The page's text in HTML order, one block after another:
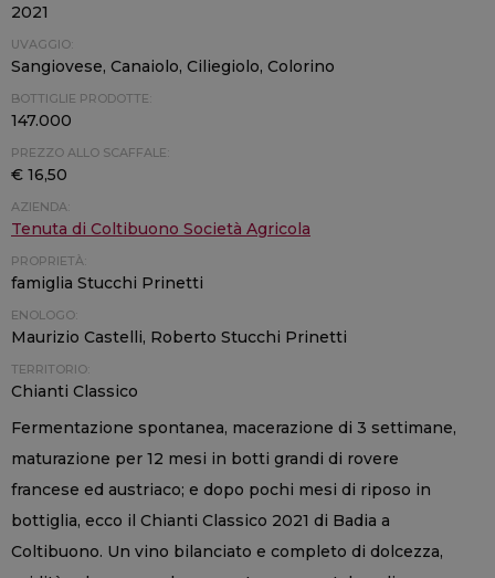
2021
UVAGGIO:
Sangiovese, Canaiolo, Ciliegiolo, Colorino
BOTTIGLIE PRODOTTE:
147.000
PREZZO ALLO SCAFFALE:
€ 16,50
AZIENDA:
Tenuta di Coltibuono Società Agricola
PROPRIETÀ:
famiglia Stucchi Prinetti
ENOLOGO:
Maurizio Castelli, Roberto Stucchi Prinetti
TERRITORIO:
Chianti Classico
Fermentazione spontanea, macerazione di 3 settimane,
maturazione per 12 mesi in botti grandi di rovere
francese ed austriaco; e dopo pochi mesi di riposo in
bottiglia, ecco il Chianti Classico 2021 di Badia a
Coltibuono. Un vino bilanciato e completo di dolcezza,